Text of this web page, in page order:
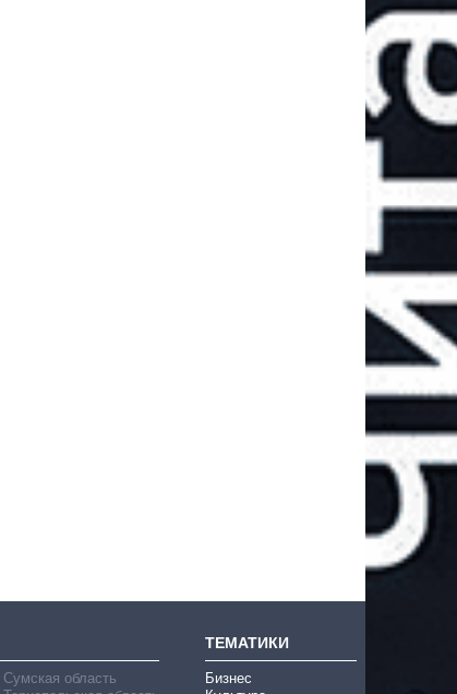
Сумская область
ТЕМАТИКИ
Бизнес